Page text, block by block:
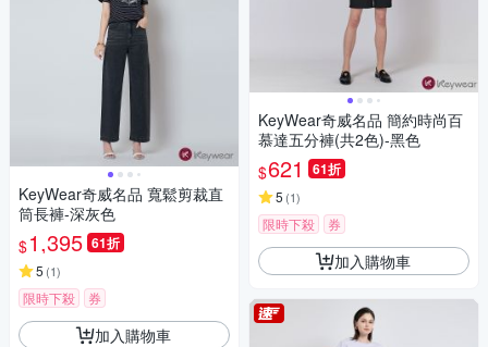
KeyWear奇威名品 寬鬆剪裁直
筒長褲-深灰色
$1,395 61折
5 (1)
限時下殺 券
加入購物車
KeyWear奇威名品 簡約時尚百
慕達五分褲(共2色)-黑色
$621 61折
5 (1)
限時下殺 券
加入購物車